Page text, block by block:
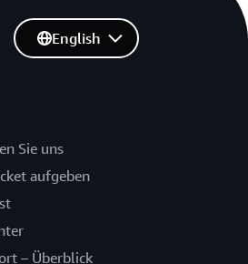
Sie uns
aufgeben
– Überblick
English